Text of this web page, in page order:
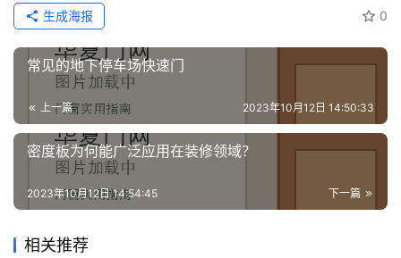
0
生成海报
常见的地下停车场快速门
上一篇 2023年10月12日 14:50:33
密度板为何能广泛应用在装修领域？
下一篇
2023年10月12日 14:54:45
相关推荐